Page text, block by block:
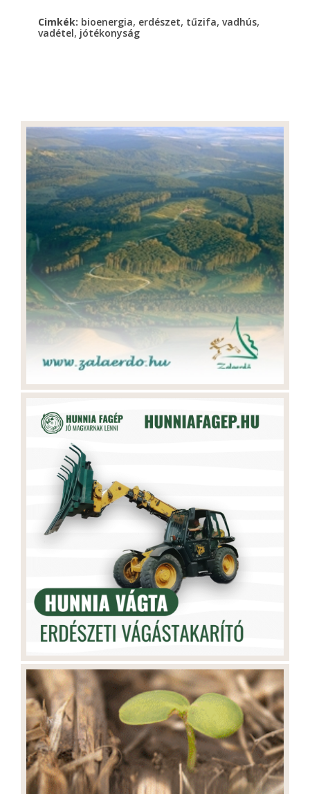
Cimkék: bioenergia, erdészet, tűzifa, vadhús,
vadétel, jótékonyság